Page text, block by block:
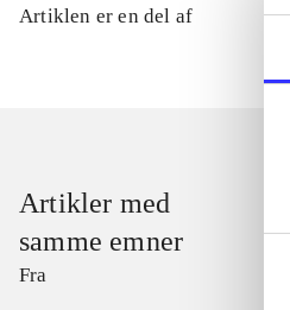
Artiklen er en del af
Artikler med
samme emner
Fra